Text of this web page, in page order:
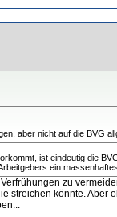
aber nicht auf die BVG
ist eindeutig die
ein
zu
könnte.